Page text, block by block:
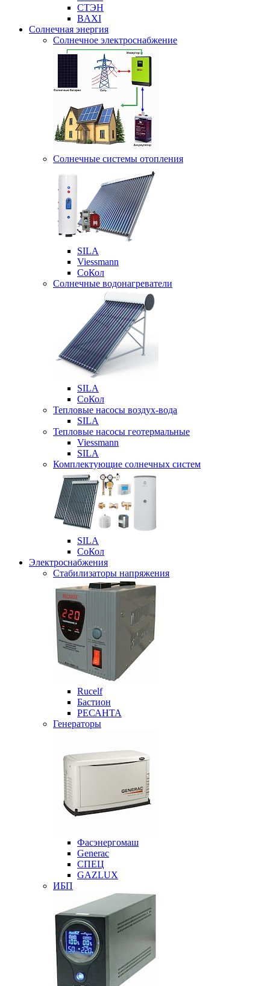
СТЭН
BAXI
Солнечная энергия
Солнечное электроснабжение
Солнечные системы отопления
SILA
Viessmann
СоКол
Солнечные водонагреватели
SILA
СоКол
Тепловые насосы воздух-вода
SILA
Тепловые насосы геотермальные
Viessmann
SILA
Комплектующие солнечных систем
SILA
СоКол
Электроснабжения
Стабилизаторы напряжения
Rucelf
Бастион
РЕСАНТА
Генераторы
Фасэнергомаш
Generac
СПЕЦ
GAZLUX
ИБП